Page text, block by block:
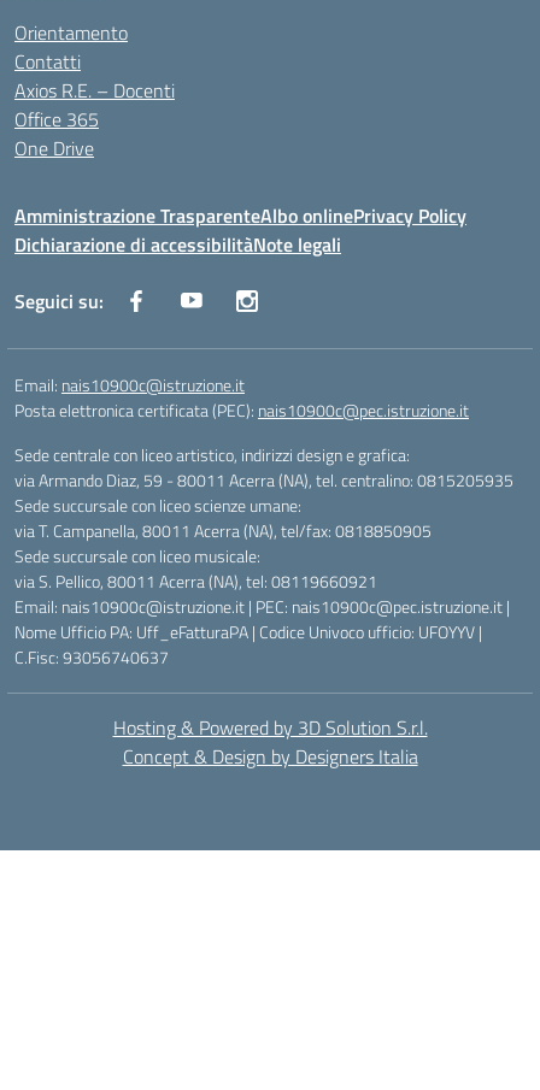
Orientamento
Contatti
Axios R.E. – Docenti
Office 365
One Drive
Amministrazione TrasparenteAlbo onlinePrivacy Policy
Dichiarazione di accessibilitàNote legali
Seguici su:
Email: nais10900c@istruzione.it
Posta elettronica certificata (PEC): nais10900c@pec.istruzione.it
Sede centrale con liceo artistico, indirizzi design e grafica:
via Armando Diaz, 59 - 80011 Acerra (NA), tel. centralino: 0815205935
Sede succursale con liceo scienze umane:
via T. Campanella, 80011 Acerra (NA), tel/fax: 0818850905
Sede succursale con liceo musicale:
via S. Pellico, 80011 Acerra (NA), tel: 08119660921
Email: nais10900c@istruzione.it | PEC: nais10900c@pec.istruzione.it |
Nome Ufficio PA: Uff_eFatturaPA | Codice Univoco ufficio: UFOYYV |
C.Fisc: 93056740637
Hosting & Powered by 3D Solution S.r.l.
Concept & Design by Designers Italia